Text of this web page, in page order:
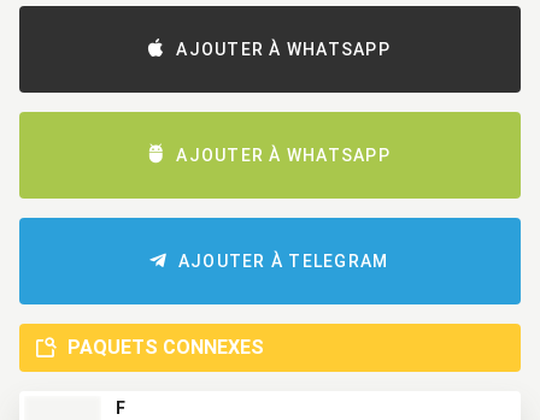
AJOUTER À WHATSAPP
AJOUTER À WHATSAPP
AJOUTER À TELEGRAM
PAQUETS CONNEXES
F